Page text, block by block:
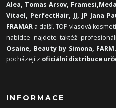
Alea, Tomas Arsov, Framesi,
Vitael, PerfectHair, JJ, JP Jana
FRAMAR a další. TOP vlasová
nabídce najdete taktéž
Osaine, Beauty by Simona,
pocházejí z oficiální distribuce
INFORMACE